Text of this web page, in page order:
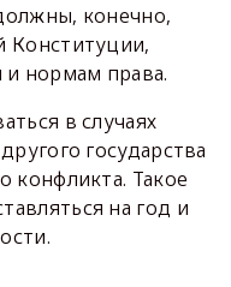
конечно,
Конституции,
нормам права.
в случаях
государства
конфликта. Такое
на год и